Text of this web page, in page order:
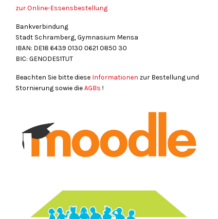
zur Online-Essensbestellung
Bankverbindung
Stadt Schramberg, Gymnasium Mensa
IBAN: DE18 6439 0130 0621 0850 30
BIC: GENODES1TUT
Beachten Sie bitte diese Informationen zur Bestellung und
Stornierung sowie dieAGBs !